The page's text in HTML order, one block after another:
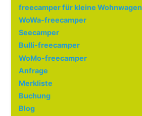
freecamper für kleine Wohnwagen
WoWa-freecamper
Seecamper
Bulli-freecamper
WoMo-freecamper
Anfrage
Merkliste
Buchung
Blog